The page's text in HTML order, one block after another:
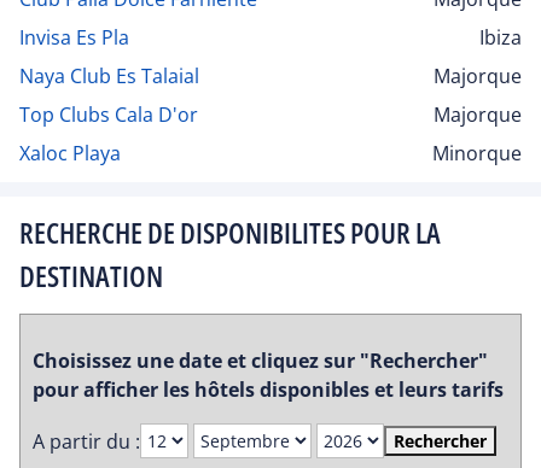
Invisa Es Pla
Ibiza
Naya Club Es Talaial
Majorque
Top Clubs Cala D'or
Majorque
Xaloc Playa
Minorque
RECHERCHE DE DISPONIBILITES POUR LA
DESTINATION
Choisissez une date et cliquez sur "Rechercher"
pour afficher les hôtels disponibles et leurs tarifs
A partir du :
Rechercher